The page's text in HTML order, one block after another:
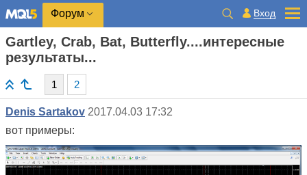
Форум Вход
Gartley, Crab, Bat, Butterfly....интересные
результаты...
1 2
Denis Sartakov 2017.04.03 17:32
вот примеры: